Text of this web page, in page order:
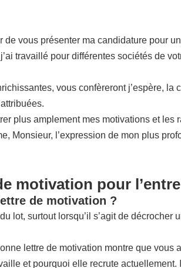
de vous présenter ma candidature pour
travaillé pour différentes sociétés de
vous confèreront j’espère,
plus amplement mes motivations et les
Monsieur, l’expression de mon plus
motivation pour
de motivation ?
lot, surtout lorsqu’il s’agit de
lettre de motivation montre que
et pourquoi elle recrute